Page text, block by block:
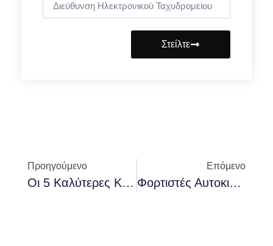
Στείλτε
Προηγούμενο
Οι 5 Καλύτερες Κάμερες Αυτοκινήτου Για Το Αυτοκίνητό Σας (Ενημέρωση 2026)
Επόμενο
Φορτιστές Αυτοκινήτου USB: Ποιος Είναι Ο Καλύτερος Για Εσάς Το 2025;